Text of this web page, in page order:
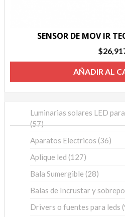
SENSOR DE MOV IR
$
AÑADIR AL
Luminarias solares LED
5757
Aparatos Electricos 3636
Aplique led 127127
Bala Sumergible 2828
Balas de Incrustar y
Drivers o fuentes para leds